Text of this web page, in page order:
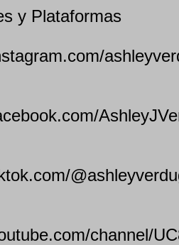
y Plataformas
channel/